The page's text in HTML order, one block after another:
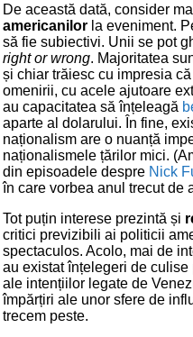
De această dată, consider
americanilor la eveniment.
să fie subiectivi. Unii se pot
right or wrong. Majoritatea
și chiar trăiesc cu impresia
omenirii, cu acele ajutoare
au capacitatea să înțeleagă
aparte al dolarului. În fine,
naționalism are o nuanță
naționalismele țărilor mici.
din episoadele despre Nick
în care vorbea anul trecut de
Tot puțin interese prezintă și
critici previzibili ai politicii
spectaculos. Acolo, mai de
au existat înțelegeri de
ale intențiilor legate de
împărțiri ale unor sfere de
trecem peste.